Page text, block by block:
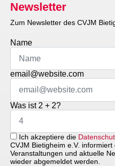
Newsletter
Zum Newsletter des CVJM
Name
email@website.com
Was ist 2 + 2?
Ich akzeptiere die
CVJM Bietigheim e.V.
Veranstaltungen und aktuelle
wieder abgemeldet werden.